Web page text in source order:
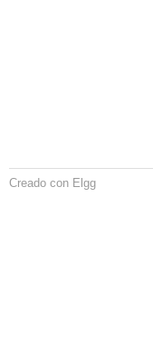
Creado con Elgg